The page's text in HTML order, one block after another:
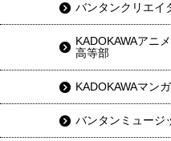
バンタンクリエイ
KADOKAWAアニ
高等部
KADOKAWAマン
バンタンミュージ